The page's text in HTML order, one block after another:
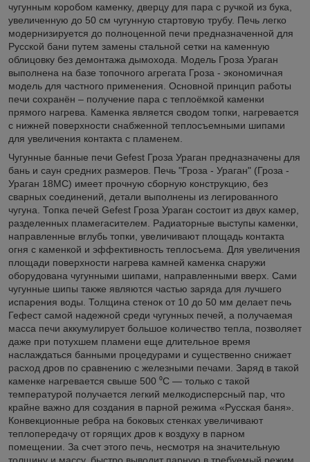
чугунным коробом каменку, дверцу для пара с ручкой из бука,
увеличенную до 50 см чугунную стартовую трубу. Печь легко
модернизируется до полноценной печи предназначенной для
Русской бани путем замены стальной сетки на каменную
облицовку без демонтажа дымохода. Модель Гроза Ураган
выполнена на базе топочного агрегата Гроза - экономичная
модель для частного применения. Основной принцип работы
печи сохранён – получение пара с теплоёмкой каменки
прямого нагрева. Каменка является сводом топки, нагревается
с нижней поверхности снабженной теплосъемными шипами
для увеличения контакта с пламенем.
Чугунные банные печи Gefest Гроза Ураган предназначены для
бань и саун средних размеров. Печь "Гроза - Ураган" (Гроза -
Ураган 18МС) имеет прочную сборную конструкцию, без
сварных соединений, детали выполнены из легированного
чугуна. Топка печей Gefest Гроза Ураган состоит из двух камер,
разделенных пламегасителем. Радиаторные выступы каменки,
направленные вглубь топки, увеличивают площадь контакта
огня с каменкой и эффективность теплосъема. Для увеличения
площади поверхности нагрева камней каменка снаружи
оборудована чугунными шипами, направленными вверх. Сами
чугунные шипы также являются частью заряда для лучшего
испарения воды. Толщина стенок от 10 до 50 мм делает печь
Гефест самой надежной среди чугунных печей, а получаемая
масса печи аккумулирует большое количество тепла, позволяет
даже при потухшем пламени еще длительное время
наслаждаться банными процедурами и существенно снижает
расход дров по сравнению с железными печами. Заряд в такой
каменке нагревается свыше 500 ⁰С — только с такой
температурой получается легкий мелкодисперсный пар, что
крайне важно для создания в парной режима «Русская баня».
Конвекционные ребра на боковых стенках увеличивают
теплопередачу от горящих дров к воздуху в парном
помещении. За счет этого печь, несмотря на значительную
толщину и массу, быстро выводит парную в требуемый режим.